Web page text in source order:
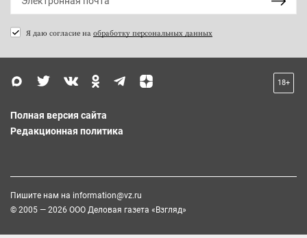
Я даю согласие на обработку персональных данных
18+
Полная версия сайта
Редакционная политика
Пишите нам на information@vz.ru
© 2005 — 2026 ООО Деловая газета «Взгляд»